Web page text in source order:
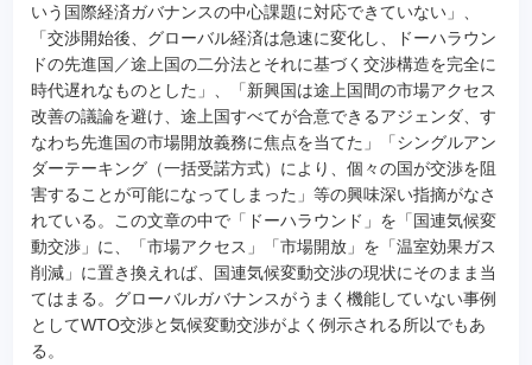
いう国際経済ガバナンスの中心課題に対応できていない」、
「交渉開始後、グローバル経済は急速に変化し、ドーハラウン
ドの先進国／途上国の二分法とそれに基づく交渉構造を完全に
時代遅れなものとした」、「新興国は途上国間の市場アクセス
改善の議論を避け、途上国すべてが合意できるアジェンダ、す
なわち先進国の市場開放義務に焦点を当てた」「シングルアン
ダーテーキング（一括受諾方式）により、個々の国が交渉を阻
害することが可能になってしまった」等の興味深い指摘がなさ
れている。この文章の中で「ドーハラウンド」を「国連気候変
動交渉」に、「市場アクセス」「市場開放」を「温室効果ガス
削減」に置き換えれば、国連気候変動交渉の現状にそのまま当
てはまる。グローバルガバナンスがうまく機能していない事例
としてWTO交渉と気候変動交渉がよく例示される所以でもあ
る。